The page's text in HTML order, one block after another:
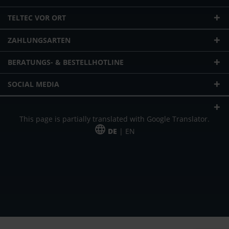
TELTEC VOR ORT
ZAHLUNGSARTEN
BERATUNGS- & BESTELLHOTLINE
SOCIAL MEDIA
This page is partially translated with Google Translator.
DE | EN